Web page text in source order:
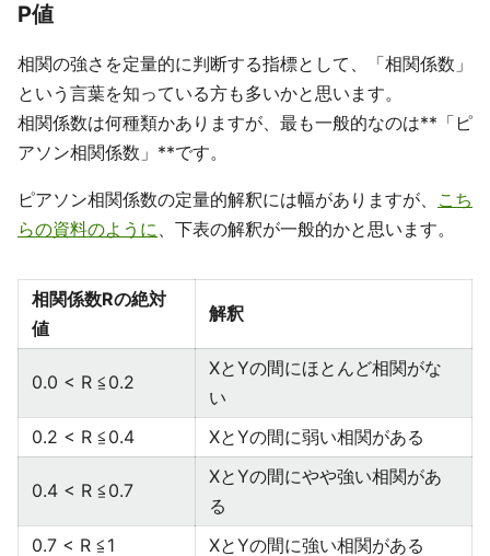
P値
相関の強さを定量的に判断する指標として、「相関係数」
という言葉を知っている方も多いかと思います。
相関係数は何種類かありますが、最も一般的なのは**「ピ
アソン相関係数」**です。
ピアソン相関係数の定量的解釈には幅がありますが、 こち
らの資料のように、下表の解釈が一般的かと思います。
相関係数Rの絶対
値
解釈
0.0 < R ≦0.2
XとYの間にほとんど相関がな
い
0.2 < R ≦0.4
XとYの間に弱い相関がある
0.4 < R ≦0.7
XとYの間にやや強い相関があ
る
0.7 < R ≦1
XとYの間に強い相関がある